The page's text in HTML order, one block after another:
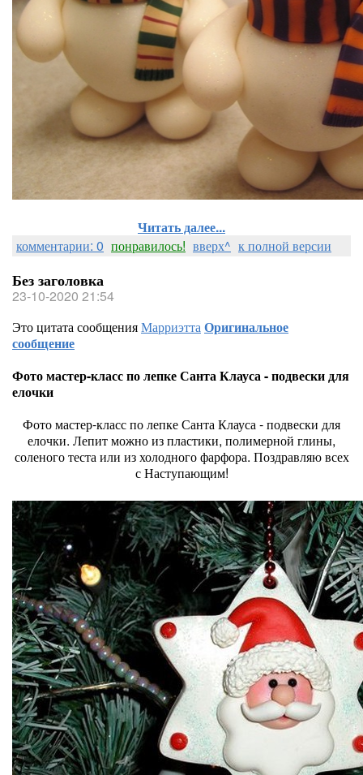
Читать далее...
комментарии: 0 понравилось! вверх^ к полной версии
Без заголовка
23-10-2020 21:54
Это цитата сообщенияМарриэттаОригинальное
сообщение
Фото мастер-класс по лепке Санта Клауса - подвески для
елочки
Фото мастер-класс по лепке Санта Клауса - подвески для
елочки. Лепит можно из пластики, полимерной глины,
соленого теста или из холодного фарфора. Поздравляю всех
с Наступающим!